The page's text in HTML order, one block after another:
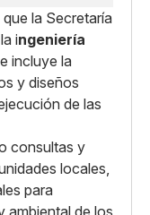
la Secretaría
ingeniería
incluye la
y diseños
de las
consultas y
locales,
para
ambiental de los